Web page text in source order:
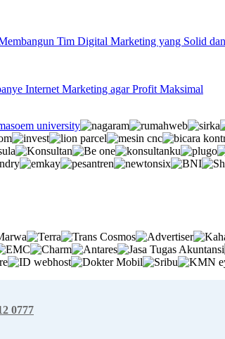
Tim Digital Marketing yang Solid
Internet Marketing agar Profit Maksimal
0777